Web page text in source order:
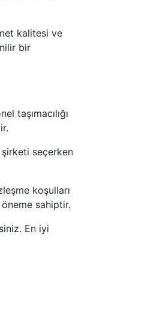
kalitesi ve
bir
taşımacılığı
seçerken
koşulları
sahiptir.
En iyi